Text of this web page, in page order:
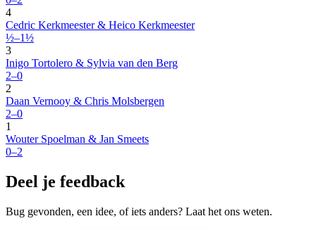
4
Cedric Kerkmeester & Heico Kerkmeester
½–1½
3
Inigo Tortolero & Sylvia van den Berg
2–0
2
Daan Vernooy & Chris Molsbergen
2–0
1
Wouter Spoelman & Jan Smeets
0–2
Deel je feedback
Bug gevonden, een idee, of iets anders? Laat het ons weten.